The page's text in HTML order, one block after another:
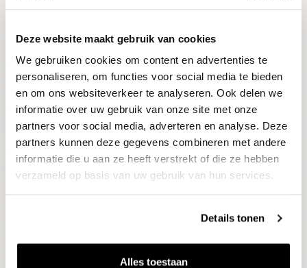
Deze website maakt gebruik van cookies
We gebruiken cookies om content en advertenties te
personaliseren, om functies voor social media te bieden
en om ons websiteverkeer te analyseren. Ook delen we
informatie over uw gebruik van onze site met onze
partners voor social media, adverteren en analyse. Deze
partners kunnen deze gegevens combineren met andere
informatie die u aan ze heeft verstrekt of die ze hebben
verzameld op basis van uw gebruik van hun services.
Details tonen
Alles toestaan
Blijf op de hoogte
Ontvang het laatste wijnnieuws, proeverijen en
evenementen
E-mailadres
Aanmelden